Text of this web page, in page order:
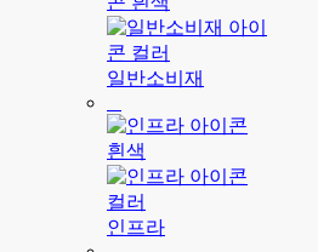
일반소비재
인프라